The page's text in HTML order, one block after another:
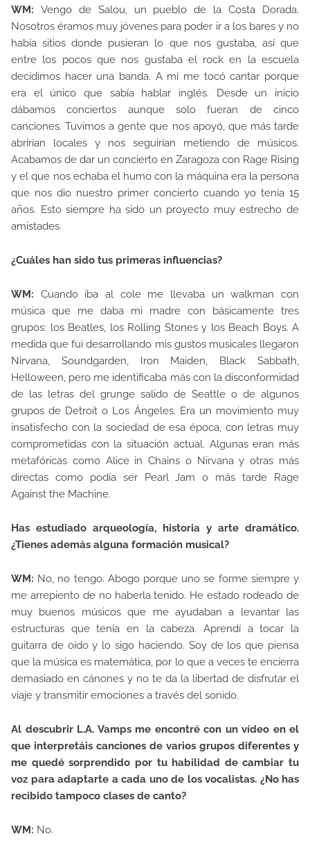
WM: Vengo de Salou, un pueblo de la Costa Dorada.
Nosotros éramos muy jóvenes para poder ir a los bares y no
había sitios donde pusieran lo que nos gustaba, así que
entre los pocos que nos gustaba el rock en la escuela
decidimos hacer una banda. A mí me tocó cantar porque
era el único que sabía hablar inglés. Desde un inicio
dábamos conciertos aunque solo fueran de cinco
canciones. Tuvimos a gente que nos apoyó, que más tarde
abrirían locales y nos seguirían metiendo de músicos.
Acabamos de dar un concierto en Zaragoza con Rage Rising
y el que nos echaba el humo con la máquina era la persona
que nos dio nuestro primer concierto cuando yo tenía 15
años. Esto siempre ha sido un proyecto muy estrecho de
amistades.
¿Cuáles han sido tus primeras influencias?
WM: Cuando iba al cole me llevaba un walkman con
música que me daba mi madre con básicamente tres
grupos: los Beatles, los Rolling Stones y los Beach Boys. A
medida que fui desarrollando mis gustos musicales llegaron
Nirvana, Soundgarden, Iron Maiden, Black Sabbath,
Helloween, pero me identificaba más con la disconformidad
de las letras del grunge salido de Seattle o de algunos
grupos de Detroit o Los Ángeles. Era un movimiento muy
insatisfecho con la sociedad de esa época, con letras muy
comprometidas con la situación actual. Algunas eran más
metafóricas como Alice in Chains o Nirvana y otras más
directas como podía ser Pearl Jam o más tarde Rage
Against the Machine.
Has estudiado arqueología, historia y arte dramático.
¿Tienes además alguna formación musical?
WM: No, no tengo. Abogo porque uno se forme siempre y
me arrepiento de no haberla tenido. He estado rodeado de
muy buenos músicos que me ayudaban a levantar las
estructuras que tenía en la cabeza. Aprendí a tocar la
guitarra de oído y lo sigo haciendo. Soy de los que piensa
que la música es matemática, por lo que a veces te encierra
demasiado en cánones y no te da la libertad de disfrutar el
viaje y transmitir emociones a través del sonido.
Al descubrir L.A. Vamps me encontré con un vídeo en el
que interpretáis canciones de varios grupos diferentes y
me quedé sorprendido por tu habilidad de cambiar tu
voz para adaptarte a cada uno de los vocalistas. ¿No has
recibido tampoco clases de canto?
WM: No.